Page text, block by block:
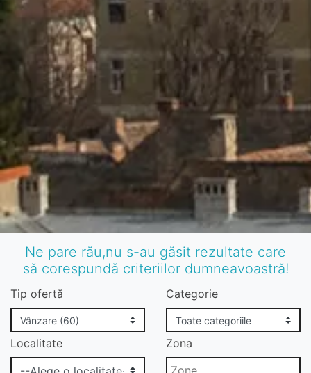
Ne pare rău,nu s-au găsit rezultate care
să corespundă criteriilor dumneavoastră!
Tip ofertă Categorie
Localitate Zona